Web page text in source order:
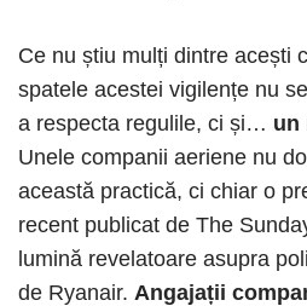
Ce nu știu mulți dintre acești
spatele acestei vigilențe nu
a respecta regulile, ci și… un
Unele companii aeriene nu
această practică, ci chiar o
recent publicat de The
lumină revelatoare asupra
de Ryanair. Angajații